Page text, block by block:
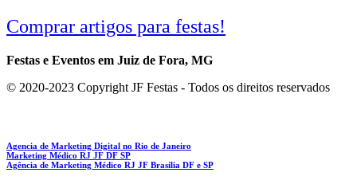
Comprar artigos para festas!
Festas e Eventos em Juiz de Fora, MG
© 2020-2023 Copyright JF Festas - Todos os direitos reservados
Agencia de Marketing Digital no Rio de Janeiro
Marketing Médico RJ JF DF SP
Agência de Marketing Médico RJ JF Brasília DF e SP